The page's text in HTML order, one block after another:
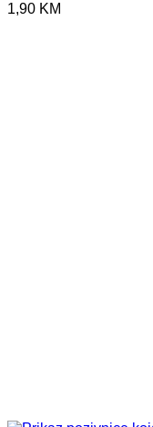
1,90 KM